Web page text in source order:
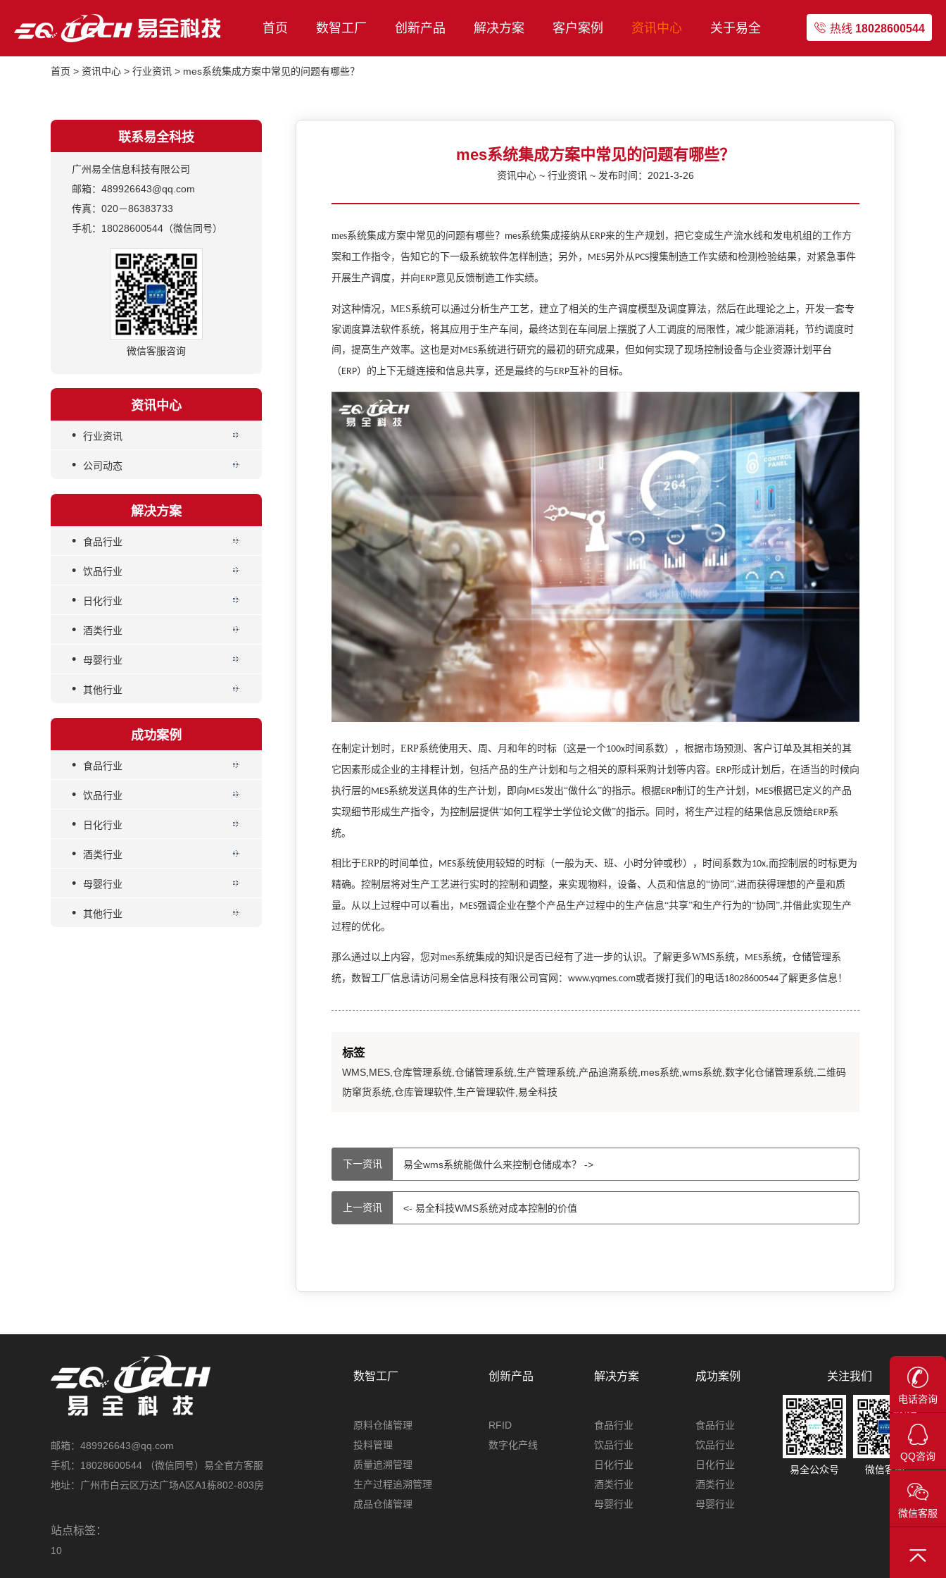
热线 18028600544
首页 数智工厂 创新产品 解决方案 客户案例 资讯中心 关于易全
首页 > 资讯中心 > 行业资讯 > mes系统集成方案中常见的问题有哪些？
联系易全科技
广州易全信息科技有限公司
邮箱：489926643@qq.com
传真：020－86383733
手机：18028600544（微信同号）
微信客服咨询
资讯中心
• 行业资讯
• 公司动态
解决方案
• 食品行业
• 饮品行业
• 日化行业
• 酒类行业
• 母婴行业
• 其他行业
成功案例
• 食品行业
• 饮品行业
• 日化行业
• 酒类行业
• 母婴行业
• 其他行业
mes系统集成方案中常见的问题有哪些？
资讯中心 ~ 行业资讯 ~ 发布时间：2021-3-26
mes系统集成方案中常见的问题有哪些？ mes系统集成接纳从ERP来的生产规划，把它变成生产流水线和发电机组的工作方
案和工作指令，告知它的下一级系统软件怎样制造；另外， MES另外从PCS搜集制造工作实绩和检测检验结果，对紧急事件
开展生产调度，并向ERP意见反馈制造工作实绩。
对这种情况， MES系统可以通过分析生产工艺，建立了相关的生产调度模型及调度算法，然后在此理论之上，开发一套专
家调度算法软件系统，将其应用于生产车间，最终达到在车间层上摆脱了人工调度的局限性，减少能源消耗，节约调度时
间，提高生产效率。这也是对MES系统进行研究的最初的研究成果，但如何实现了现场控制设备与企业资源计划平台
（ERP）的上下无缝连接和信息共享，还是最终的与ERP互补的目标。
在制定计划时， ERP系统使用天、周、月和年的时标（这是一个100x时间系数），根据市场预测、客户订单及其相关的其
它因素形成企业的主排程计划，包括产品的生产计划和与之相关的原料采购计划等内容。
ERP形成计划后，在适当的时候向
执行层的 MES系统发送具体的生产计划，即向 MES发出“做什么”的指示。根据ERP制订的生产计划， MES根据已定义的产品
实现细节形成生产指令，为控制层提供“如何工程学士学位论文做”的指示。同时，将生产过程的结果信息反馈给ERP系
统。
相比于ERP的时间单位， MES系统使用较短的时标（一般为天、班、小时分钟或秒），时间系数为10x,而控制层的时标更为
精确。控制层将对生产工艺进行实时的控制和调整，来实现物料，设备、人员和信息的“协同”,进而获得理想的产量和质
量。从以上过程中可以看出，
MES强调企业在整个产品生产过程中的生产信息“共享”和生产行为的“协同”,并借此实现生产
过程的优化。
那么通过以上内容，您对mes系统集成的知识是否已经有了进一步的认识。 了解更多WMS系统， MES系统，仓储管理系
统，数智工厂信息请访问易全信息科技有限公司官网： www.yqmes.com或者拨打我们的电话18028600544 了解更多信息！
标签
WMS,MES,仓库管理系统,仓储管理系统,生产管理系统,产品追溯系统,mes系统,wms系统,数字化仓储管理系统,二维码
防窜货系统,仓库管理软件,生产管理软件,易全科技
下一资讯 易全wms系统能做什么来控制仓储成本？ ->
上一资讯 <- 易全科技WMS系统对成本控制的价值
邮箱：489926643@qq.com
手机：18028600544 （微信同号）易全官方客服
地址：广州市白云区万达广场A区A1栋802-803房
数智工厂
原料仓储管理
投料管理
质量追溯管理
生产过程追溯管理
成品仓储管理
创新产品
RFID
数字化产线
解决方案
食品行业
饮品行业
日化行业
酒类行业
母婴行业
成功案例
食品行业
饮品行业
日化行业
酒类行业
母婴行业
站点标签：
10
关注我们
易全公众号 微信客服
电话咨询
QQ咨询
微信客服